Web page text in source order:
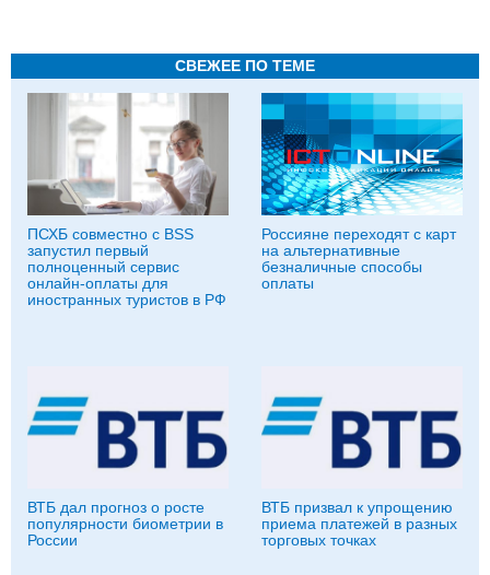
СВЕЖЕЕ ПО ТЕМЕ
ПСХБ совместно с BSS
запустил первый
полноценный сервис
онлайн-оплаты для
иностранных туристов в РФ
Россияне переходят с карт
на альтернативные
безналичные способы
оплаты
ВТБ дал прогноз о росте
популярности биометрии в
России
ВТБ призвал к упрощению
приема платежей в разных
торговых точках